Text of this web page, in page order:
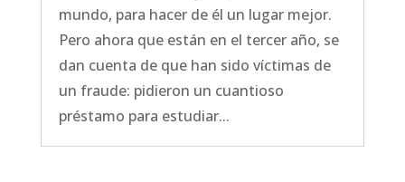
mundo, para hacer de él un lugar mejor.
Pero ahora que están en el tercer año, se
dan cuenta de que han sido víctimas de
un fraude: pidieron un cuantioso
préstamo para estudiar...